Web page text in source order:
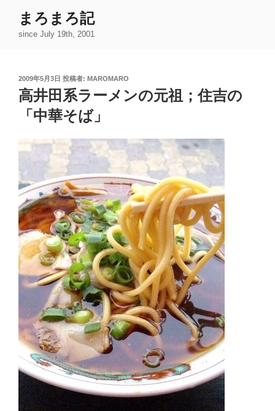
まろまろ記
since July 19th, 2001
投
稿
日:
2009年5月3日 投稿者: MAROMARO
高井田系ラーメンの元祖；住吉の
「中華そば」